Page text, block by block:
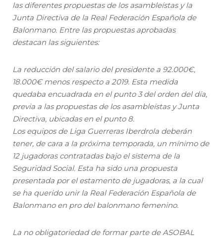
las diferentes propuestas de los asambleístas y la
Junta Directiva de la Real Federación Española de
Balonmano. Entre las propuestas aprobadas
destacan las siguientes:
La reducción del salario del presidente a 92.000€,
18.000€ menos respecto a 2019. Esta medida
quedaba encuadrada en el punto 3 del orden del día,
previa a las propuestas de los asambleístas y Junta
Directiva, ubicadas en el punto 8.
Los equipos de Liga Guerreras Iberdrola deberán
tener, de cara a la próxima temporada, un mínimo de
12 jugadoras contratadas bajo el sistema de la
Seguridad Social. Esta ha sido una propuesta
presentada por el estamento de jugadoras, a la cual
se ha querido unir la Real Federación Española de
Balonmano en pro del balonmano femenino.
La no obligatoriedad de formar parte de ASOBAL